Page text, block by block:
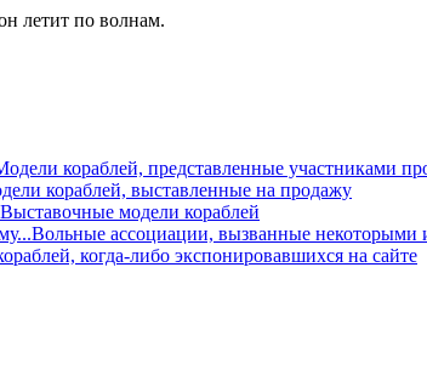
летит по волнам.
кораблей, представленные участниками
кораблей, выставленные на продажу
Выставочные модели кораблей
Вольные ассоциации, вызванные некоторыми
когда-либо экспонировавшихся на сайте